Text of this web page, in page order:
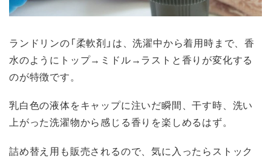
ランドリンの「柔軟剤」は、洗濯中から着用時まで、香
水のようにトップ→ミドル→ラストと香りが変化する
のが特徴です。
乳白色の液体をキャップに注いだ瞬間、干す時、洗い
上がった洗濯物から感じる香りを楽しめるはず。
詰め替え用も販売されるので、気に入ったらストック